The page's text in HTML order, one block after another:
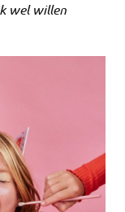
wel willen